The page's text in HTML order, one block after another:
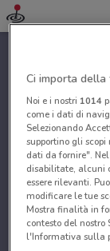
Ci importa della
Noi e i nostri 1014
come i dati di
Selezionando
supportino gli
dati da fornire". Nel
disabilitate, alcuni
essere rilevanti.
modificare le tue
Mostra finalità in
contesto del
l'Informativa sulla